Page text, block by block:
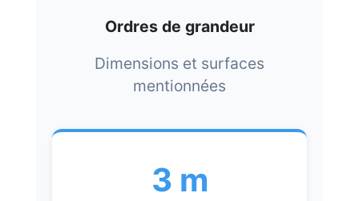
Ordres de grandeur
Dimensions et surfaces
mentionnées
3 m